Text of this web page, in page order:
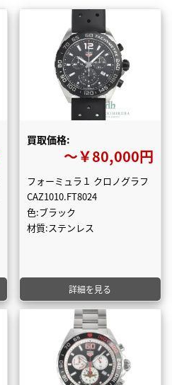
買取価格:
〜￥80,000円
フォーミュラ１ クロノグラフ
CAZ1010.FT8024
色:ブラック
材質:ステンレス
詳細を見る